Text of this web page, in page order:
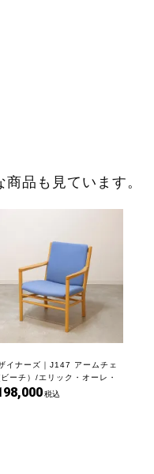
品も見ています。
イナーズ｜J147 アームチェ
ーチ）/エリック・オーレ・
ゲンセン｜UD18339
税込